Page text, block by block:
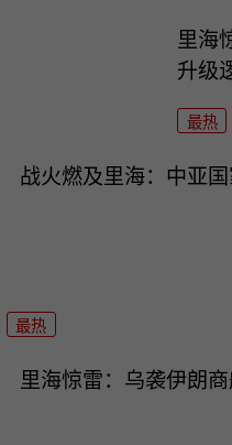
里海
升级
最热
战火燃及里海：中亚
最热
里海惊雷：乌袭伊朗